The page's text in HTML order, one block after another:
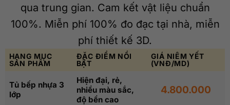
qua trung gian. Cam kết vật liệu chuẩn
100%. Miễn phí 100% đo đạc tại nhà, miễn
phí thiết kế 3D.
HẠNG MỤC
SẢN PHẨM
ĐẶC ĐIỂM NỔI
BẬT
GIÁ NIÊM YẾT
(VNĐ/MD)
Tủ bếp nhựa 3
lớp
Hiện đại, rẻ,
nhiều màu sắc,
độ bền cao
4.800.000